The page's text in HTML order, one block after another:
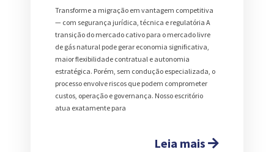
Transforme a migração em vantagem competitiva
— com segurança jurídica, técnica e regulatória A
transição do mercado cativo para o mercado livre
de gás natural pode gerar economia significativa,
maior flexibilidade contratual e autonomia
estratégica. Porém, sem condução especializada, o
processo envolve riscos que podem comprometer
custos, operação e governança. Nosso escritório
atua exatamente para
Leia mais